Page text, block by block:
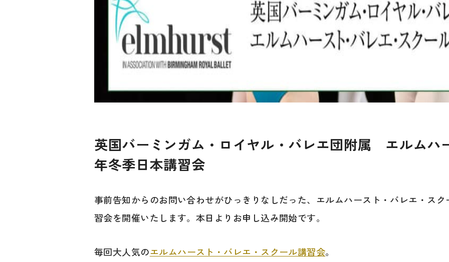
英国バーミンガム・ロイヤル・バレエ団附属 エルムハ
年冬季日本講習会
事前告知からのお問い合わせがひっきりなしだった、エルムハースト・バレエ・ス
習会を開催いたします。本日よりお申し込み開始です。
毎回大人気のエルムハースト・バレエ・スクール講習会。